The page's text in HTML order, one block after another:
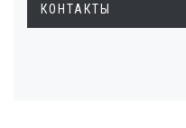
КОНТАКТЫ